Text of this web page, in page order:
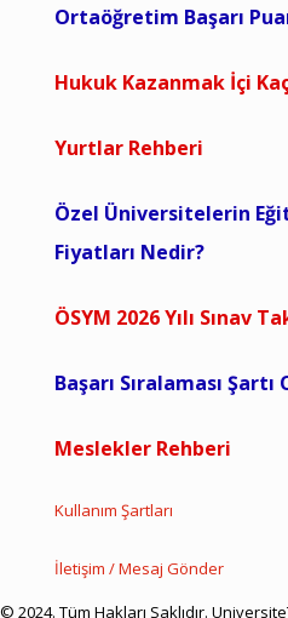
Ortaöğretim Başarı
Hukuk Kazanmak İçi
Yurtlar Rehberi
Özel Üniversitelerin
Fiyatları Nedir?
ÖSYM 2026 Yılı Sınav
Başarı Sıralaması
Meslekler Rehberi
Kullanım Şartları
İletişim / Mesaj Gönder
© 2024. Tüm Hakları Saklıdır.